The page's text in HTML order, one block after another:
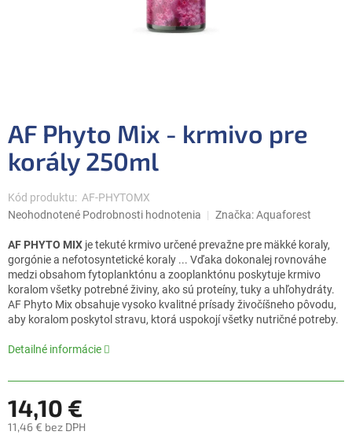
AF Phyto Mix - krmivo pre
korály 250ml
Kód produktu: AF-PHYTOMX
Priemerné
produktu
je
0,0
z
5
hviezdičiek.
Neohodnotené Podrobnosti hodnotenia Značka:Aquaforest
AF PHYTO MIX je tekuté krmivo určené prevažne pre mäkké koraly,
gorgónie a nefotosyntetické koraly ... Vďaka dokonalej rovnováhe
medzi obsahom fytoplanktónu a zooplanktónu poskytuje krmivo
koralom všetky potrebné živiny, ako sú proteíny, tuky a uhľohydráty.
AF Phyto Mix obsahuje vysoko kvalitné prísady živočíšneho pôvodu,
aby koralom poskytol stravu, ktorá uspokojí všetky nutričné potreby.
Detailné informácie
14,10 €
11,46 € bez DPH